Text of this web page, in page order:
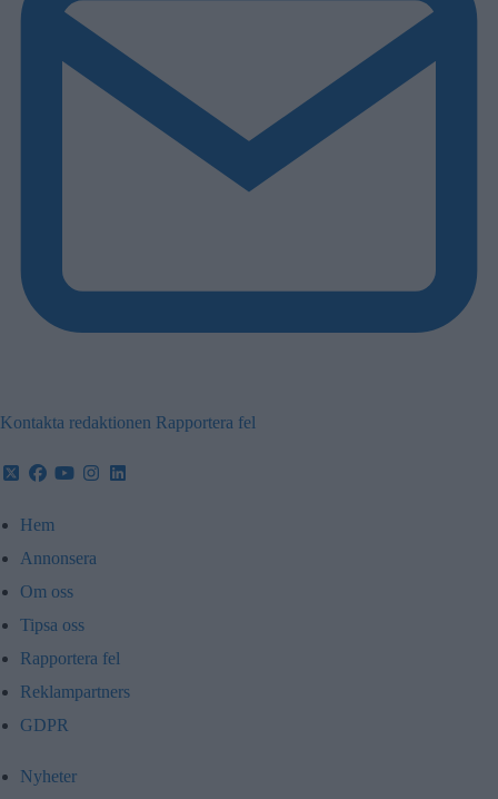
Kontakta redaktionen Rapportera fel
Hem
Annonsera
Om oss
Tipsa oss
Rapportera fel
Reklampartners
GDPR
Nyheter